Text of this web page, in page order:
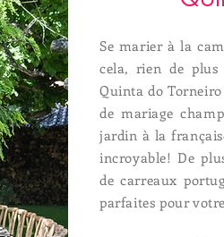
Se marier à la
cela, rien de
Quinta do
de mariage
jardin à la
incroyable! De
de carreaux
parfaites pour